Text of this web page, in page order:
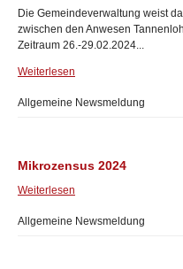
Die Gemeindeverwaltung weist
zwischen den Anwesen
Zeitraum 26.-29.02.2024...
Weiterlesen
Allgemeine Newsmeldung
Mikrozensus 2024
Weiterlesen
Allgemeine Newsmeldung